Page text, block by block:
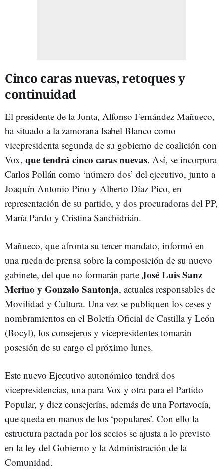
Cinco caras nuevas, retoques y
continuidad
El presidente de la Junta, Alfonso Fernández Mañueco,
ha situado a la zamorana Isabel Blanco como
vicepresidenta segunda de su gobierno de coalición con
Vox, que tendrá cinco caras nuevas. Así, se incorpora
Carlos Pollán como ‘número dos’ del ejecutivo, junto a
Joaquín Antonio Pino y Alberto Díaz Pico, en
representación de su partido, y dos procuradoras del PP,
María Pardo y Cristina Sanchidrián.
Mañueco, que afronta su tercer mandato, informó en
una rueda de prensa sobre la composición de su nuevo
gabinete, del que no formarán parte José Luis Sanz
Merino y Gonzalo Santonja, actuales responsables de
Movilidad y Cultura. Una vez se publiquen los ceses y
nombramientos en el Boletín Oficial de Castilla y León
(Bocyl), los consejeros y vicepresidentes tomarán
posesión de su cargo el próximo lunes.
Este nuevo Ejecutivo autonómico tendrá dos
vicepresidencias, una para Vox y otra para el Partido
Popular, y diez consejerías, además de una Portavocía,
que queda en manos de los ‘populares’. Con ello la
estructura pactada por los socios se ajusta a lo previsto
en la ley del Gobierno y la Administración de la
Comunidad.